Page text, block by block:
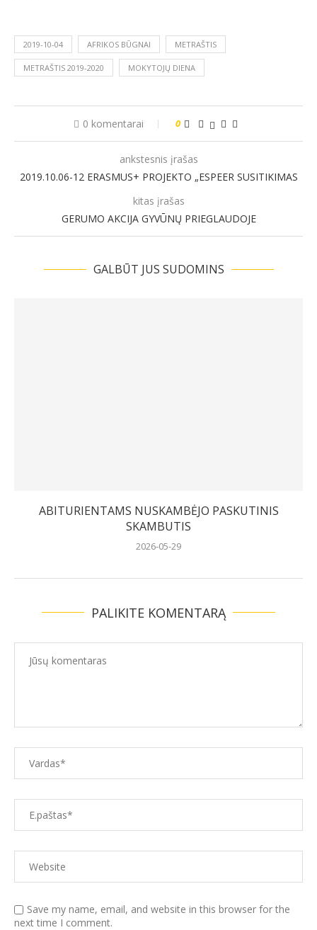
2019-10-04 AFRIKOS BŪGNAI METRAŠTIS
METRAŠTIS 2019-2020 MOKYTOJŲ DIENA
0 komentarai 0
ankstesnis įrašas
2019.10.06-12 ERASMUS+ PROJEKTO „ESPEER SUSITIKIMAS
kitas įrašas
GERUMO AKCIJA GYVŪNŲ PRIEGLAUDOJE
GALBŪT JUS SUDOMINS
ABITURIENTAMS NUSKAMBĖJO PASKUTINIS
SKAMBUTIS
2026-05-29
PALIKITE KOMENTARĄ
Save my name, email, and website in this browser for the
next time I comment.